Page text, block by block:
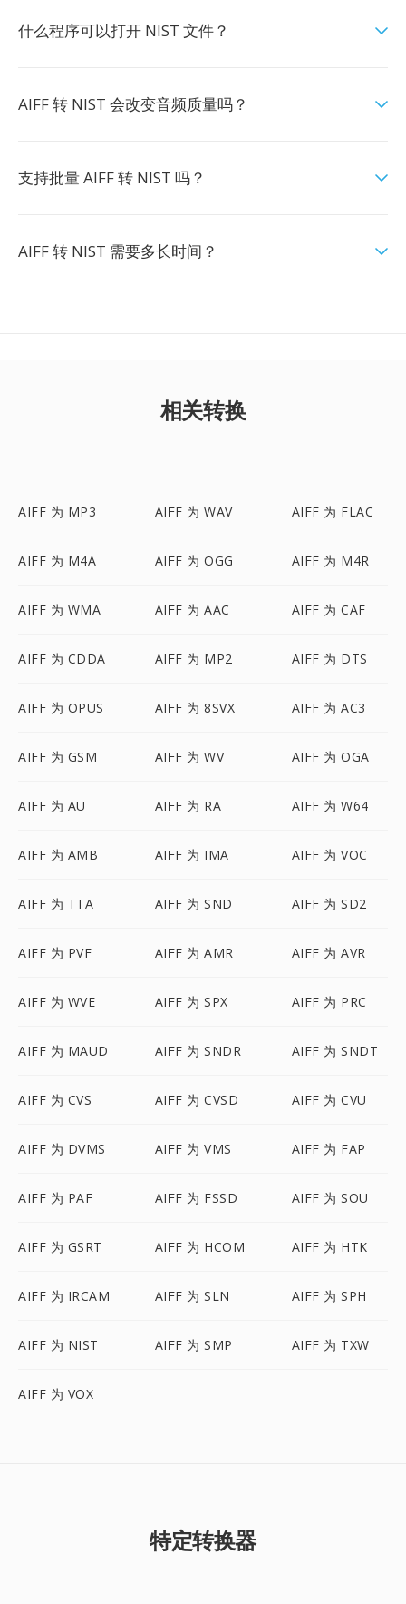
什么程序可以打开 NIST 文件？
AIFF 转 NIST 会改变音频质量吗？
支持批量 AIFF 转 NIST 吗？
AIFF 转 NIST 需要多长时间？
相关转换
AIFF 为 MP3 AIFF 为 WAV AIFF 为 FLAC
AIFF 为 M4A AIFF 为 OGG AIFF 为 M4R
AIFF 为 WMA AIFF 为 AAC AIFF 为 CAF
AIFF 为 CDDA AIFF 为 MP2 AIFF 为 DTS
AIFF 为 OPUS AIFF 为 8SVX AIFF 为 AC3
AIFF 为 GSM AIFF 为 WV AIFF 为 OGA
AIFF 为 AU AIFF 为 RA AIFF 为 W64
AIFF 为 AMB AIFF 为 IMA AIFF 为 VOC
AIFF 为 TTA AIFF 为 SND AIFF 为 SD2
AIFF 为 PVF AIFF 为 AMR AIFF 为 AVR
AIFF 为 WVE AIFF 为 SPX AIFF 为 PRC
AIFF 为 MAUD AIFF 为 SNDR AIFF 为 SNDT
AIFF 为 CVS AIFF 为 CVSD AIFF 为 CVU
AIFF 为 DVMS AIFF 为 VMS AIFF 为 FAP
AIFF 为 PAF AIFF 为 FSSD AIFF 为 SOU
AIFF 为 GSRT AIFF 为 HCOM AIFF 为 HTK
AIFF 为 IRCAM AIFF 为 SLN AIFF 为 SPH
AIFF 为 NIST AIFF 为 SMP AIFF 为 TXW
AIFF 为 VOX
特定转换器